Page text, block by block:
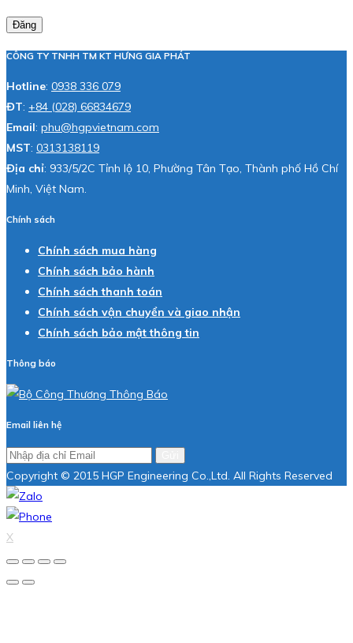
Đăng
CÔNG TY TNHH TM KT HƯNG GIA PHÁT
Hotline: 0938 336 079
ĐT: +84 (028) 66834679
Email: phu@hgpvietnam.com
MST: 0313138119
Địa chỉ: 933/5/2C Tỉnh lộ 10, Phường Tân Tạo, Thành phố Hồ Chí
Minh, Việt Nam.
Chính sách
Chính sách mua hàng
Chính sách bảo hành
Chính sách thanh toán
Chính sách vận chuyển và giao nhận
Chính sách bảo mật thông tin
Thông báo
Email liên hệ
Copyright © 2015 HGP Engineering Co.,Ltd. All Rights Reserved
X